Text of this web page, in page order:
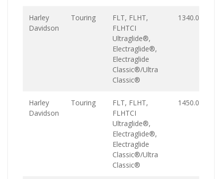
Harley
Davidson
Touring
FLT, FLHT,
FLHTCI
Ultraglide®,
Electraglide®,
Electraglide
Classic®/Ultra
Classic®
1340.0
Harley
Davidson
Touring
FLT, FLHT,
FLHTCI
Ultraglide®,
Electraglide®,
Electraglide
Classic®/Ultra
Classic®
1450.0